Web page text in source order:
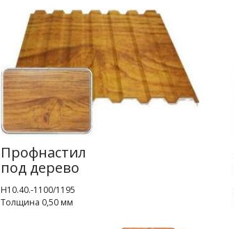
Профнастил
под дерево
Н10.40.-1100/1195
Толщина 0,50 мм